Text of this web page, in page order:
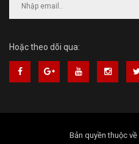
Hoặc theo dõi qua:
Bản quyền thuộc về